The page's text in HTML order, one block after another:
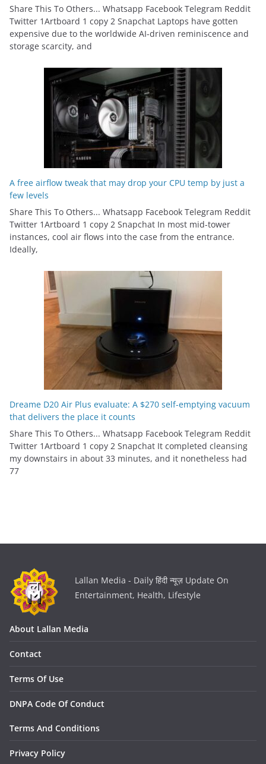
Share This To Others... Whatsapp Facebook Telegram Reddit
Twitter 1Artboard 1 copy 2 Snapchat Laptops have gotten
expensive due to the worldwide AI-driven reminiscence and
storage scarcity, and
A free airflow tweak that may drop your CPU temp by just a
few levels
Share This To Others... Whatsapp Facebook Telegram Reddit
Twitter 1Artboard 1 copy 2 Snapchat In most mid-tower
instances, cool air flows into the case from the entrance.
Ideally,
Dreame D20 Air Plus evaluate: A $270 self-emptying vacuum
that delivers the place it counts
Share This To Others... Whatsapp Facebook Telegram Reddit
Twitter 1Artboard 1 copy 2 Snapchat It completed cleansing
my downstairs in about 33 minutes, and it nonetheless had
77
Lallan Media - Daily हिंदी न्यूज़ Update On
Entertainment, Health, Lifestyle
About Lallan Media
Contact
Terms Of Use
DNPA Code Of Conduct
Terms And Conditions
Privacy Policy